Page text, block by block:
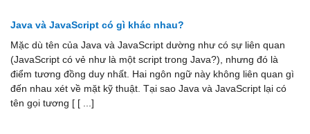
Java và JavaScript có gì khác nhau?
Mặc dù tên của Java và JavaScript dường như có sự liên quan
(JavaScript có vẻ như là một script trong Java?), nhưng đó là
điểm tương đồng duy nhất. Hai ngôn ngữ này không liên quan gì
đến nhau xét về mặt kỹ thuật. Tại sao Java và JavaScript lại có
tên gọi tương [ [ ...]